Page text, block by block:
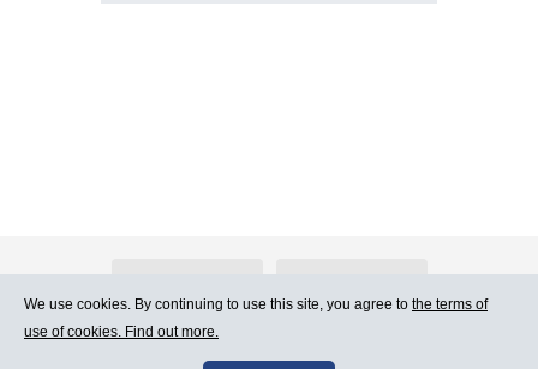
Contact Us Terms of Use
We use cookies. By continuing to use this site, you agree to the terms of
use of cookies. Find out more.